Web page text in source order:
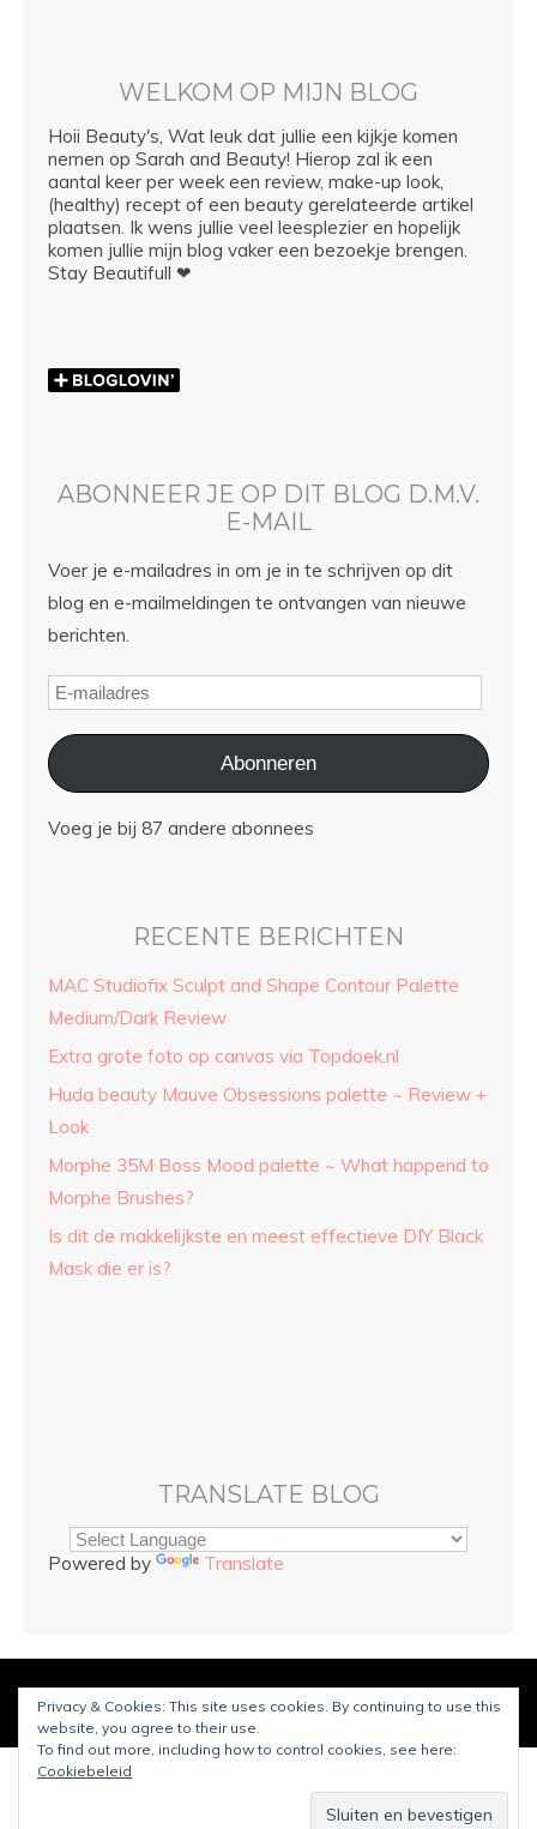
WELKOM OP MIJN BLOG
Hoii Beauty's, Wat leuk dat jullie een kijkje komen
nemen op Sarah and Beauty! Hierop zal ik een
aantal keer per week een review, make-up look,
(healthy) recept of een beauty gerelateerde artikel
plaatsen. Ik wens jullie veel leesplezier en hopelijk
komen jullie mijn blog vaker een bezoekje brengen.
Stay Beautifull ❤
ABONNEER JE OP DIT BLOG D.M.V.
E-MAIL
Voer je e-mailadres in om je in te schrijven op dit
blog en e-mailmeldingen te ontvangen van nieuwe
berichten.
Abonneren
Voeg je bij 87 andere abonnees
RECENTE BERICHTEN
MAC Studiofix Sculpt and Shape Contour Palette
Medium/Dark Review
Extra grote foto op canvas via Topdoek.nl
Huda beauty Mauve Obsessions palette ~ Review +
Look
Morphe 35M Boss Mood palette ~ What happend to
Morphe Brushes?
Is dit de makkelijkste en meest effectieve DIY Black
Mask die er is?
TRANSLATE BLOG
Powered by Translate
© CopyrightSarah and Beauty2025. Mogelijk gemaakt door
WordPress.Ontworpen door Bluchic
Privacy & Cookies: This site uses cookies. By continuing to use this
website, you agree to their use.
To find out more, including how to control cookies, see here:
Cookiebeleid